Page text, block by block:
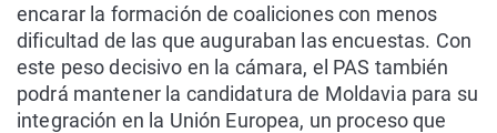
encarar la formación de coaliciones con menos
dificultad de las que auguraban las encuestas. Con
este peso decisivo en la cámara, el PAS también
podrá mantener la candidatura de Moldavia para su
integración en la Unión Europea, un proceso que